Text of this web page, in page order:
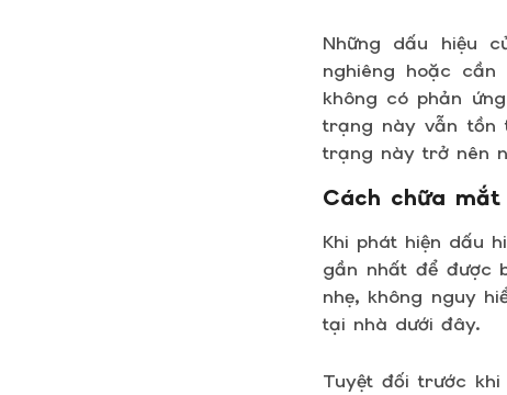
Những dấu hiệu
nghiêng hoặc
không có phản
trạng này vẫn tồn
trạng này trở nên
Cách chữa
Khi phát hiện dấu
gần nhất để được
nhẹ, không nguy
tại nhà dưới đây.
Tuyệt đối trước